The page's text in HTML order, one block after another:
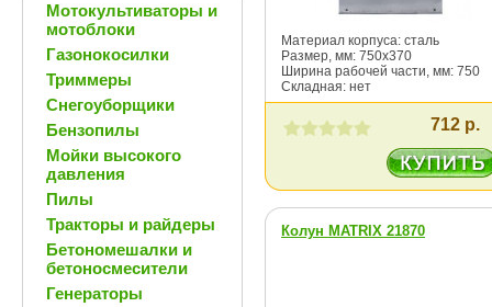
Мотокультиваторы и
мотоблоки
Газонокосилки
Триммеры
Снегоуборщики
Бензопилы
Мойки высокого
давления
Пилы
Тракторы и райдеры
Бетономешалки и
бетоносмесители
Генераторы
Материал корпуса: сталь
Размер, мм: 750х370
Ширина рабочей части, мм: 750
Складная: нет
712 р.
Колун MATRIX 21870